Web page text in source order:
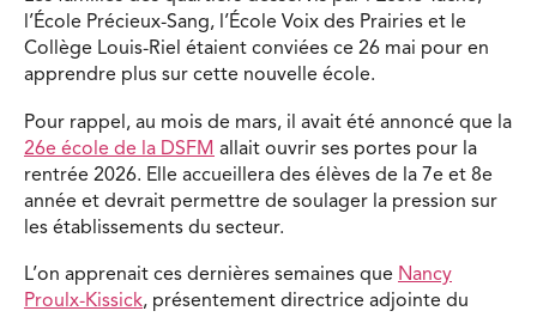
l’École Précieux-Sang, l’École Voix des Prairies et le
Collège Louis-Riel étaient conviées ce 26 mai pour en
apprendre plus sur cette nouvelle école.
Pour rappel, au mois de mars, il avait été annoncé que la
26e école de la DSFM allait ouvrir ses portes pour la
rentrée 2026. Elle accueillera des élèves de la 7e et 8e
année et devrait permettre de soulager la pression sur
les établissements du secteur.
L’on apprenait ces dernières semaines que Nancy
Proulx-Kissick, présentement directrice adjointe du